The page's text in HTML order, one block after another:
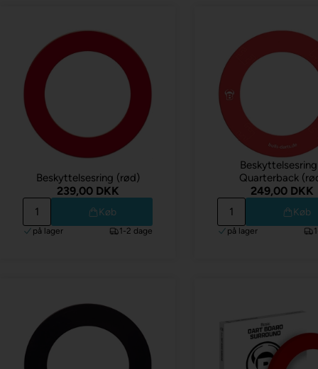
Beskyttelsesring (rød)
239,00 DKK
Køb
på lager 1-2 dage
Quarterback
249,00 DKK
Køb
på lager